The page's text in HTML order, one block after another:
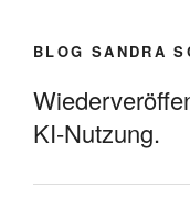
BLOG SANDRA
KI-Nutzung.